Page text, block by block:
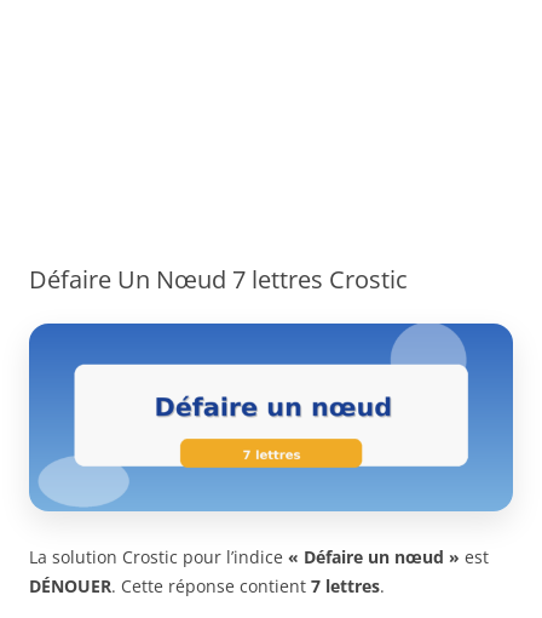
Défaire Un Nœud 7 lettres Crostic
La solution Crostic pour l’indice « Défaire un nœud » est
DÉNOUER. Cette réponse contient 7 lettres.